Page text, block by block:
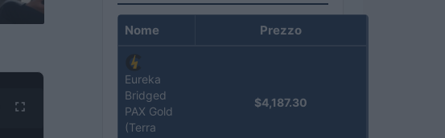
Nome Prezzo
Eureka
Bridged
PAX Gold
(Terra
$4,187.30